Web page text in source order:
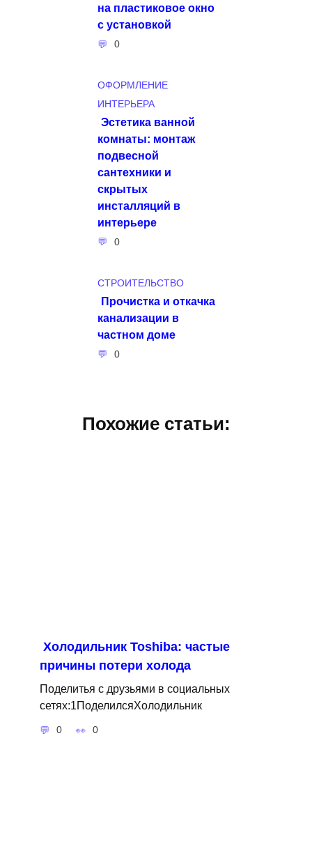
на пластиковое окно
с установкой
0
ОФОРМЛЕНИЕ
ИНТЕРЬЕРА
Эстетика ванной
комнаты: монтаж
подвесной
сантехники и
скрытых
инсталляций в
интерьере
0
СТРОИТЕЛЬСТВО
Прочистка и откачка
канализации в
частном доме
0
Похожие статьи:
Холодильник Toshiba: частые
причины потери холода
Поделитья с друзьями в социальных
сетях:1ПоделилсяХолодильник
0 0